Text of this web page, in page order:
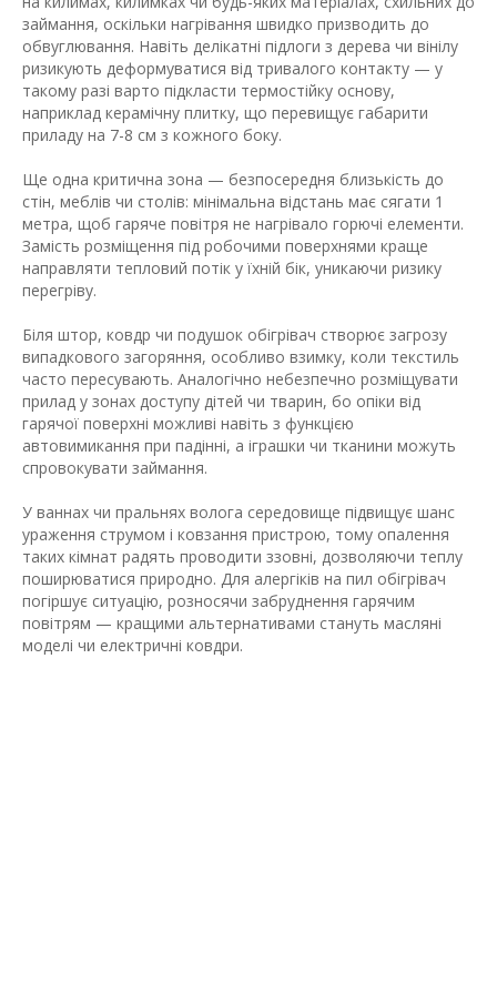
займання, оскільки нагрівання швидко призводить до
обвуглювання. Навіть делікатні підлоги з дерева чи вінілу
ризикують деформуватися від тривалого контакту — у
такому разі варто підкласти термостійку основу,
наприклад керамічну плитку, що перевищує габарити
приладу на 7-8 см з кожного боку.
Ще одна критична зона — безпосередня близькість до
стін, меблів чи столів: мінімальна відстань має сягати 1
метра, щоб гаряче повітря не нагрівало горючі елементи.
Замість розміщення під робочими поверхнями краще
направляти тепловий потік у їхній бік, уникаючи ризику
перегріву.
Біля штор, ковдр чи подушок обігрівач створює загрозу
випадкового загоряння, особливо взимку, коли текстиль
часто пересувають. Аналогічно небезпечно розміщувати
прилад у зонах доступу дітей чи тварин, бо опіки від
гарячої поверхні можливі навіть з функцією
автовимикання при падінні, а іграшки чи тканини можуть
спровокувати займання.
У ваннах чи пральнях волога середовище підвищує шанс
ураження струмом і ковзання пристрою, тому опалення
таких кімнат радять проводити ззовні, дозволяючи теплу
поширюватися природно. Для алергіків на пил обігрівач
погіршує ситуацію, розносячи забруднення гарячим
повітрям — кращими альтернативами стануть масляні
моделі чи електричні ковдри.